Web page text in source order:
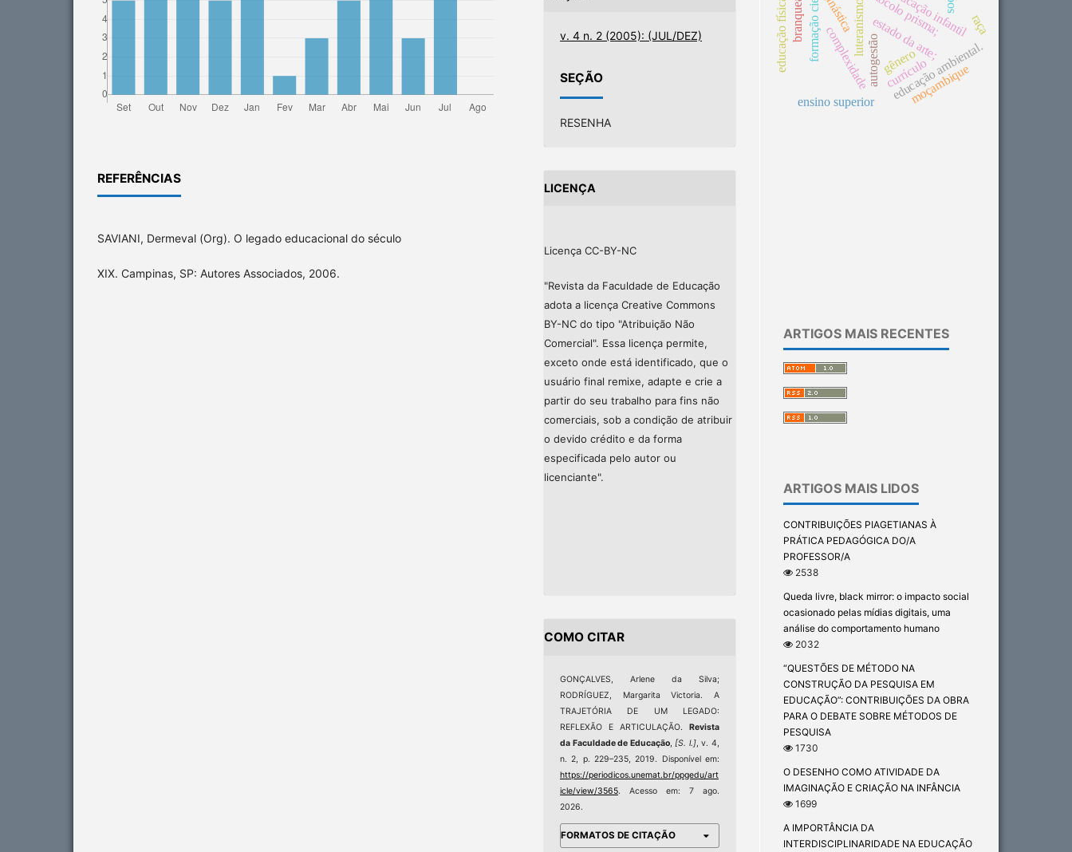
REFERÊNCIAS
SAVIANI, Dermeval (Org). O legado educacional do século
XIX. Campinas, SP: Autores Associados, 2006.
v. 4 n. 2 (2005): (JUL/DEZ)
SEÇÃO
RESENHA
LICENÇA
Licença CC-BY-NC
"Revista da Faculdade de Educação
adota a licença Creative Commons
BY-NC do tipo "Atribuição Não
Comercial". Essa licença permite,
exceto onde está identificado, que o
usuário final remixe, adapte e crie a
partir do seu trabalho para fins não
comerciais, sob a condição de atribuir
o devido crédito e da forma
especificada pelo autor ou
licenciante".
COMO CITAR
GONÇALVES, Arlene da Silva;
RODRÍGUEZ, Margarita Victoria. A
TRAJETÓRIA DE UM LEGADO:
REFLEXÃO E ARTICULAÇÃO. Revista
da Faculdade de Educação, [S. l.], v. 4,
n. 2, p. 229–235, 2019. Disponível em:
https://periodicos.unemat.br/ppgedu/art
icle/view/3565. Acesso em: 7 ago.
2026.
FORMATOS DE CITAÇÃO
estado da arte;
educação ambiental.
autogestão
complexidade
luteranismo
ensino superior
educação infantil
educação física ginástica
gênero
raça
currículomoçambique
ARTIGOS MAIS RECENTES
ARTIGOS MAIS LIDOS
CONTRIBUIÇÕES PIAGETIANAS À
PRÁTICA PEDAGÓGICA DO/A
PROFESSOR/A
2538
Queda livre, black mirror: o impacto social
ocasionado pelas mídias digitais, uma
análise do comportamento humano
2032
“QUESTÕES DE MÉTODO NA
CONSTRUÇÃO DA PESQUISA EM
EDUCAÇÃO”: CONTRIBUIÇÕES DA OBRA
PARA O DEBATE SOBRE MÉTODOS DE
PESQUISA
1730
O DESENHO COMO ATIVIDADE DA
IMAGINAÇÃO E CRIAÇÃO NA INFÂNCIA
1699
A IMPORTÂNCIA DA
INTERDISCIPLINARIDADE NA EDUCAÇÃO